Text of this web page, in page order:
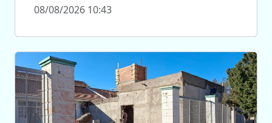
08/08/2026 10:43